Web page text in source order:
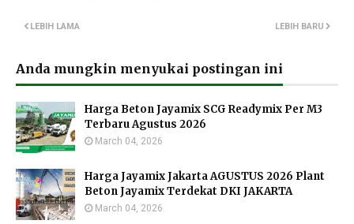
LEBIH BARU
LEBIH LAMA
Anda mungkin menyukai postingan ini
Harga Beton Jayamix SCG Readymix Per M3
Terbaru Agustus 2026
March 04, 2026
Harga Jayamix Jakarta AGUSTUS 2026 Plant
Beton Jayamix Terdekat DKI JAKARTA
March 04, 2026